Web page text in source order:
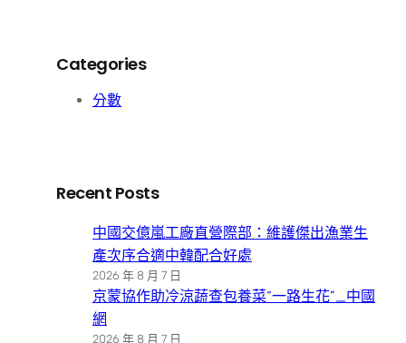
Categories
分數
Recent Posts
中國交億嵐工廠直營際部：維護傑出漁業生
產次序合適中韓配合好處
2026 年 8 月 7 日
京蒙協作助冷涼蔬查包養菜“一路生花”_中國
網
2026 年 8 月 7 日